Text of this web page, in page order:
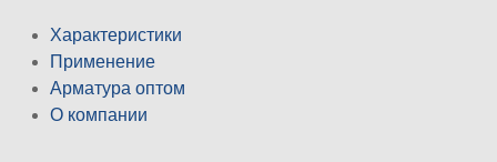
Характеристики
Применение
Арматура оптом
О компании